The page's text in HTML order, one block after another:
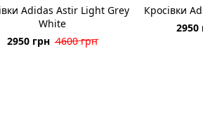
Adidas Astir Light Grey
White
2950 грн 4600 грн
Кросівки
2950